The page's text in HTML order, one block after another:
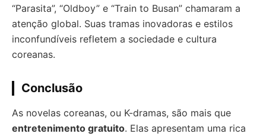
“Parasita”, “Oldboy” e “Train to Busan” chamaram a
atenção global. Suas tramas inovadoras e estilos
inconfundíveis refletem a sociedade e cultura
coreanas.
Conclusão
As novelas coreanas, ou K-dramas, são mais que
entretenimento gratuito. Elas apresentam uma rica